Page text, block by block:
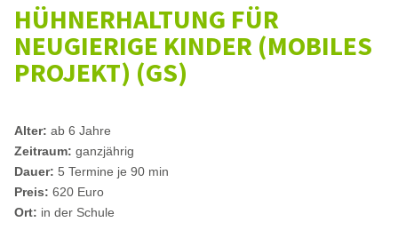
HÜHNERHALTUNG FÜR
NEUGIERIGE KINDER (MOBILES
PROJEKT) (GS)
Alter:ab 6 Jahre
Zeitraum: ganzjährig
Dauer: 5 Termine je 90 min
Preis:620 Euro
Ort: in der Schule